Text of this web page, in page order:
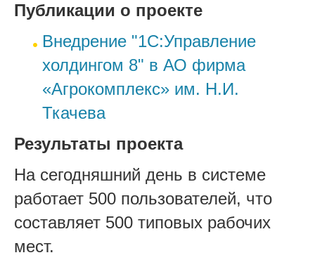
Публикации о проекте
Внедрение "1С:Управление
холдингом 8" в АО фирма
«Агрокомплекс» им. Н.И.
Ткачева
Результаты проекта
На сегодняшний день в системе
работает 500 пользователей, что
составляет 500 типовых рабочих
мест.